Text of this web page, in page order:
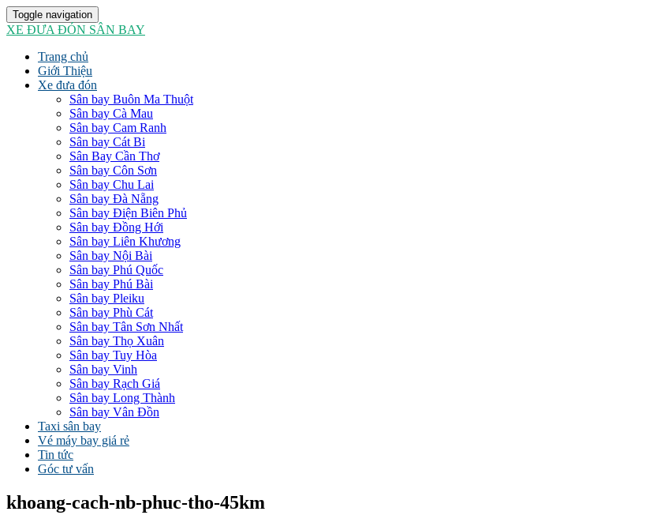
Toggle navigation
XE ĐƯA ĐÓN SÂN BAY
Trang chủ
Giới Thiệu
Xe đưa đón
Sân bay Buôn Ma Thuột
Sân bay Cà Mau
Sân bay Cam Ranh
Sân bay Cát Bi
Sân Bay Cần Thơ
Sân bay Côn Sơn
Sân bay Chu Lai
Sân bay Đà Nẵng
Sân bay Điện Biên Phủ
Sân bay Đồng Hới
Sân bay Liên Khương
Sân bay Nội Bài
Sân bay Phú Quốc
Sân bay Phú Bài
Sân bay Pleiku
Sân bay Phù Cát
Sân bay Tân Sơn Nhất
Sân bay Thọ Xuân
Sân bay Tuy Hòa
Sân bay Vinh
Sân bay Rạch Giá
Sân bay Long Thành
Sân bay Vân Đồn
Taxi sân bay
Vé máy bay giá rẻ
Tin tức
Góc tư vấn
khoang-cach-nb-phuc-tho-45km